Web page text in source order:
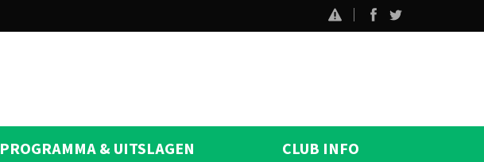
PROGRAMMA & UITSLAGEN CLUB INFO